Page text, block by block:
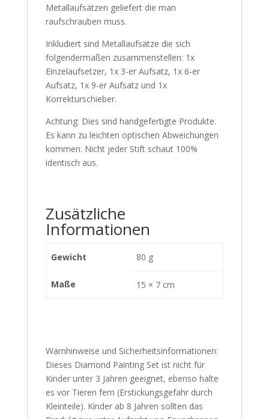
Metallaufsätzen geliefert die man
raufschrauben muss.
Inkludiert sind Metallaufsätze die sich
folgendermaßen zusammenstellen: 1x
Einzelaufsetzer, 1x 3-er Aufsatz, 1x 6-er
Aufsatz, 1x 9-er Aufsatz und 1x
Korrekturschieber.
Achtung: Dies sind handgefertigte Produkte.
Es kann zu leichten optischen Abweichungen
kommen. Nicht jeder Stift schaut 100%
identisch aus.
Zusätzliche
Informationen
Gewicht 80 g
Maße 15 × 7 cm
Warnhinweise und Sicherheitsinformationen:
Dieses Diamond Painting Set ist nicht für
Kinder unter 3 Jahren geeignet, ebenso halte
es vor Tieren fern (Erstickungsgefahr durch
Kleinteile). Kinder ab 8 Jahren sollten das